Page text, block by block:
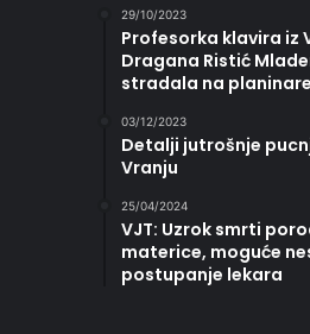
29/10/2023
Profesorka klavira iz
Dragana Ristić
stradala na
03/12/2023
Detalji jutrošnje
Vranju
25/04/2024
VJT: Uzrok smrti
materice, moguće
postupanje lekara